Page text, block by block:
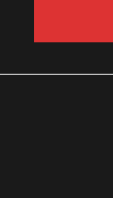
あおさ海苔
120g）